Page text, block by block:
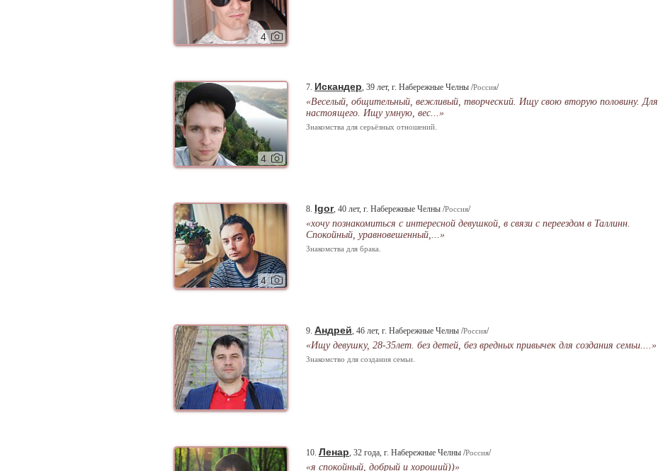
4
4
7. Искандер, 39 лет, г. Набережные Челны /Россия/
«Веселый, общительный, вежливый, творческий. Ищу свою вторую половину. Для
настоящего. Ищу умную, вес...»
Знакомства для серьёзных отношений.
4
8. Igor, 40 лет, г. Набережные Челны /Россия/
«хочу познакомиться с интересной девушкой, в связи с переездом в Таллинн.
Спокойный, уравновешенный,...»
Знакомства для брака.
9. Андрей, 46 лет, г. Набережные Челны /Россия/
«Ищу девушку, 28-35лет. без детей, без вредных привычек для создания семьи....»
Знакомство для создания семьи.
10. Ленар, 32 года, г. Набережные Челны /Россия/
«я спокойный, добрый и хороший))»